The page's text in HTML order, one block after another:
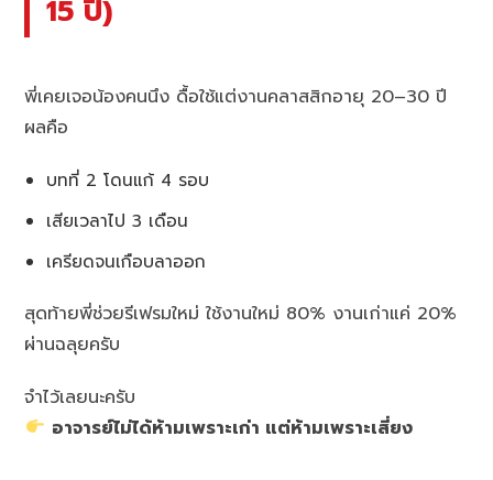
15 ปี)
พี่เคยเจอน้องคนนึง ดื้อใช้แต่งานคลาสสิกอายุ 20–30 ปี
ผลคือ
บทที่ 2 โดนแก้ 4 รอบ
เสียเวลาไป 3 เดือน
เครียดจนเกือบลาออก
สุดท้ายพี่ช่วยรีเฟรมใหม่ ใช้งานใหม่ 80% งานเก่าแค่ 20%
ผ่านฉลุยครับ
จำไว้เลยนะครับ
อาจารย์ไม่ได้ห้ามเพราะเก่า แต่ห้ามเพราะเสี่ยง